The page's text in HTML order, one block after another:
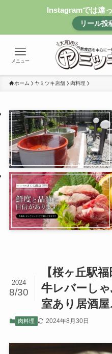
Instagramでは違
リール投
メニュー
ホーム ヤミツキ店舗 肉料理
【桜ヶ丘駅
牛レバーし
室あり居酒屋
2024
8/30
肉料理 2024年8月30日